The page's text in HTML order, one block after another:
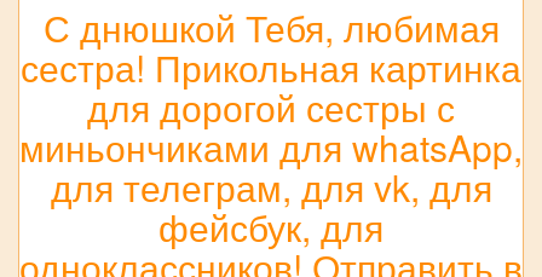
С днюшкой Тебя, любимая
сестра! Прикольная картинка
для дорогой сестры с
миньончиками для whatsApp,
для телеграм, для vk, для
фейсбук, для